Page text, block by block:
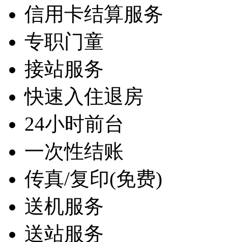
信用卡结算服务
专职门童
接站服务
快速入住退房
24小时前台
一次性结账
传真/复印(免费)
送机服务
送站服务